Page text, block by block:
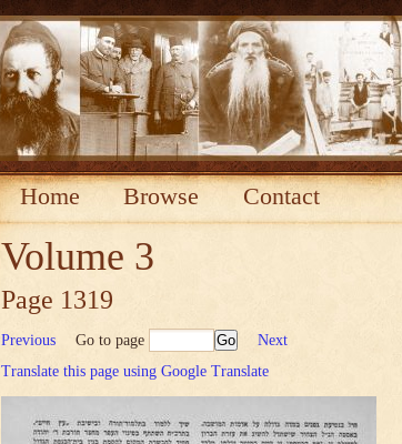
Home Browse Contact
Volume 3
Page 1319
Previous Go to page
Next
Translate this page using Google Translate